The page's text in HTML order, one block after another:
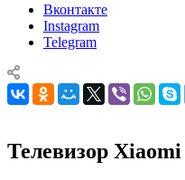
Вконтакте
Instagram
Telegram
Телевизор